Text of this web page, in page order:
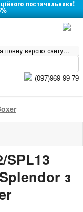
постачальника!
повну версію сайту...
(097)969-99-79
SPL13
з